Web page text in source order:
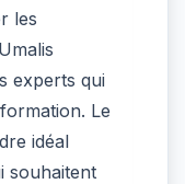
les
experts qui
Le
idéal
souhaitent